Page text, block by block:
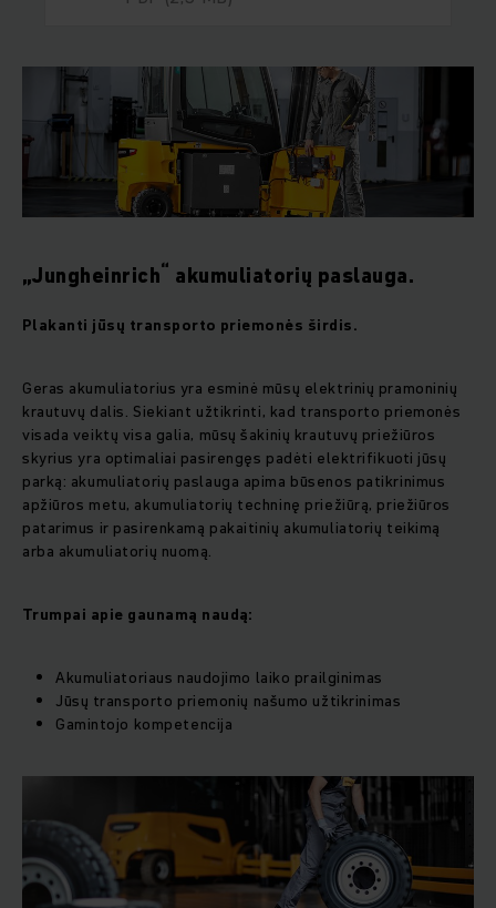
„Jungheinrich“ akumuliatorių paslauga.
Plakanti jūsų transporto priemonės širdis.
Geras akumuliatorius yra esminė mūsų elektrinių pramoninių
krautuvų dalis. Siekiant užtikrinti, kad transporto priemonės
visada veiktų visa galia, mūsų šakinių krautuvų priežiūros
skyrius yra optimaliai pasirengęs padėti elektrifikuoti jūsų
parką: akumuliatorių paslauga apima būsenos patikrinimus
apžiūros metu, akumuliatorių techninę priežiūrą, priežiūros
patarimus ir pasirenkamą pakaitinių akumuliatorių teikimą
arba akumuliatorių nuomą.
Trumpai apie gaunamą naudą:
Akumuliatoriaus naudojimo laiko prailginimas
Jūsų transporto priemonių našumo užtikrinimas
Gamintojo kompetencija